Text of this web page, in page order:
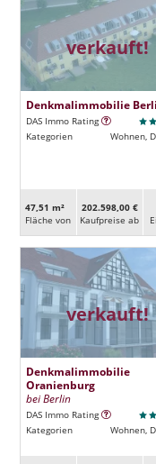
verkauft!
Denkmalimmobilie
DAS Immo Rating
Kategorien
Wohnen,
47,51 m²
Fläche von
202.598,00 €
Kaufpreise ab
verkauft!
Denkmalimmobilie
Oranienburg
bei Berlin
DAS Immo Rating
Kategorien
Wohnen,